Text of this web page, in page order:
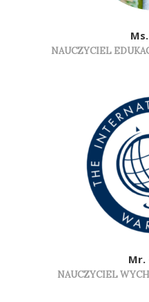
NAUCZYCIEL
Mr.
NAUCZYCIEL